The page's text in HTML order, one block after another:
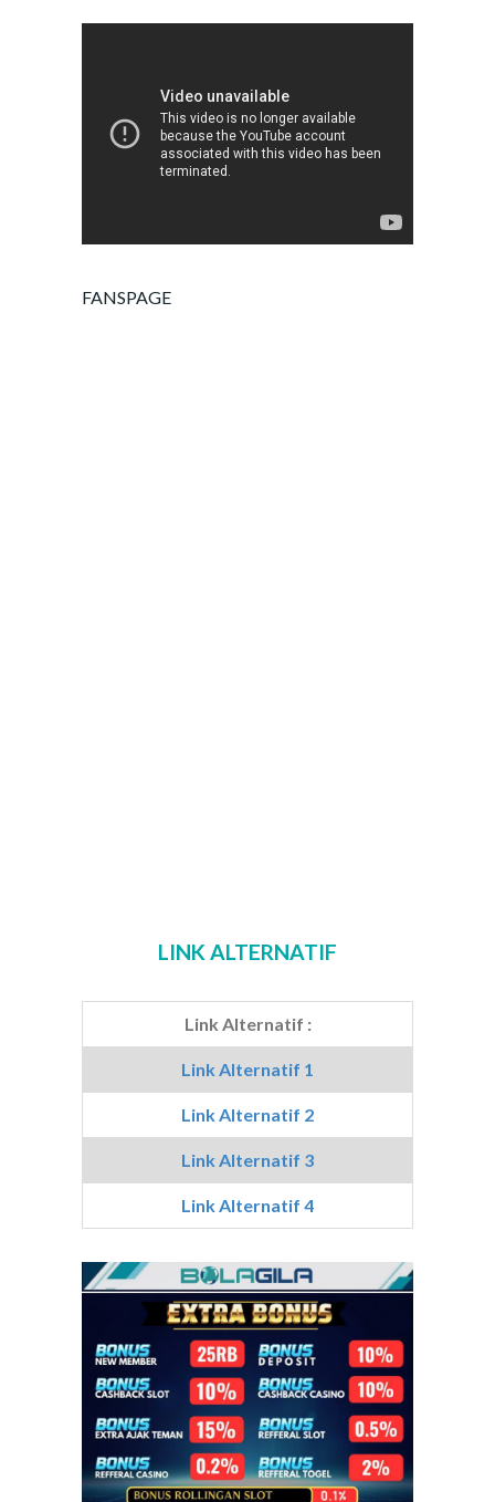
FANSPAGE
LINK ALTERNATIF
Link Alternatif :
Link Alternatif 1
Link Alternatif 2
Link Alternatif 3
Link Alternatif 4